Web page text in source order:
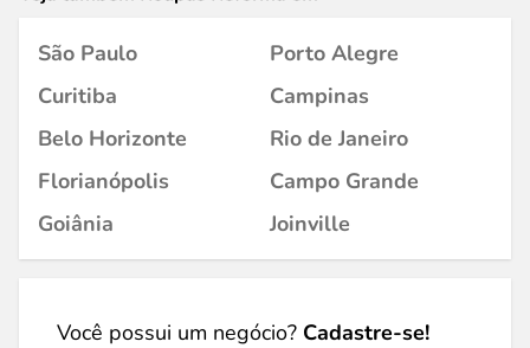
São Paulo
Porto Alegre
Curitiba
Campinas
Belo Horizonte
Rio de Janeiro
Florianópolis
Campo Grande
Goiânia
Joinville
Você possui um negócio? Cadastre-se!